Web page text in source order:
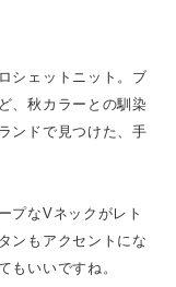
シェットニット。ブ
、秋カラーとの馴染
ンドで見つけた、手
プなVネックがレト
ンもアクセントにな
もいいですね。